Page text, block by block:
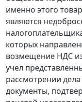
именно этого
являются
которых
возмещение НДС
учел
рассмотрении
документы,